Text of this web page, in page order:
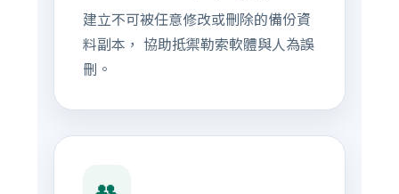
建立不可被任意修改或刪除的備份資
料副本， 協助抵禦勒索軟體與人為誤
刪。